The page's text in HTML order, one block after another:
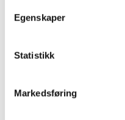
Egenskaper
Statistikk
Markedsføring
Specifikation